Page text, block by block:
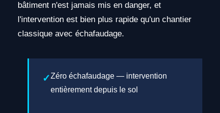
bâtiment n'est jamais mis en danger, et
l'intervention est bien plus rapide qu'un chantier
classique avec échafaudage.
Zéro échafaudage — intervention
entièrement depuis le sol